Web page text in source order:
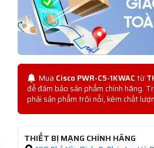
Mua Cisco PWR-C5-1KWACtừ
để đảm bảo sản phẩm chính hãng.
phải sản phẩm trôi nổi, kém chất
THIẾT BỊ MẠNG CHÍNH HÃNG